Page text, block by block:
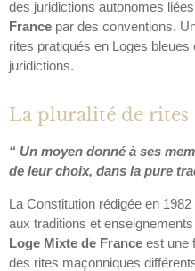
des juridictions autonomes
France par des conventions.
rites pratiqués en Loges
juridictions.
La pluralité de rites
“ Un moyen donné à ses
de leur choix, dans la pure
La Constitution rédigée en
aux traditions et
Loge Mixte de France est une
des rites maçonniques